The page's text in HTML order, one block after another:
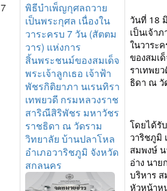
7
พิธีบำเพ็ญกุศลถวาย
เป็นพระกุศล เนื่องใน
วาระครบ 7 วัน (สัตตม
วาร) แห่งการ
สิ้นพระชนม์ของสมเด็จ
พระเจ้าลูกเธอ เจ้าฟ้า
พัชรกิติยาภา นเรนทิรา
เทพยวดี กรมหลวงราช
สาริณีสิริพัชร มหาวัชร
ราชธิดา ณ วัดราม
วิทยาลัย บ้านปลาโหล
อำเภอวาริชภูมิ จังหวัด
สกลนคร
วันที่ 18
เป็นเจ้า
ในวาระ
ของสมเ
ราเทพย
ธิดา ณ วั
โดยได้รั
วาริชภูมิ
สมพงษ์
อ่าง นา
บริหาร ส
หัวหน้าห